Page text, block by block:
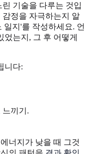
기술을 다루는 것입
정을 자극하는지 알
일지'를 작성하세요. 언
는지, 그 후 어떻게
니다:
느끼기.
너지가 낮을 때 그것